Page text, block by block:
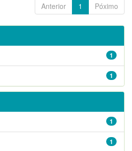
Anterior 1 Póximo
1
1
1
1